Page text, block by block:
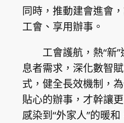
同時，推動建會進會
工會、享用辦事。
工會護航，熱“新
息者需求，深化數智
式，健全長效機制，
貼心的辦事，才幹讓
感染到“外家人”的暖